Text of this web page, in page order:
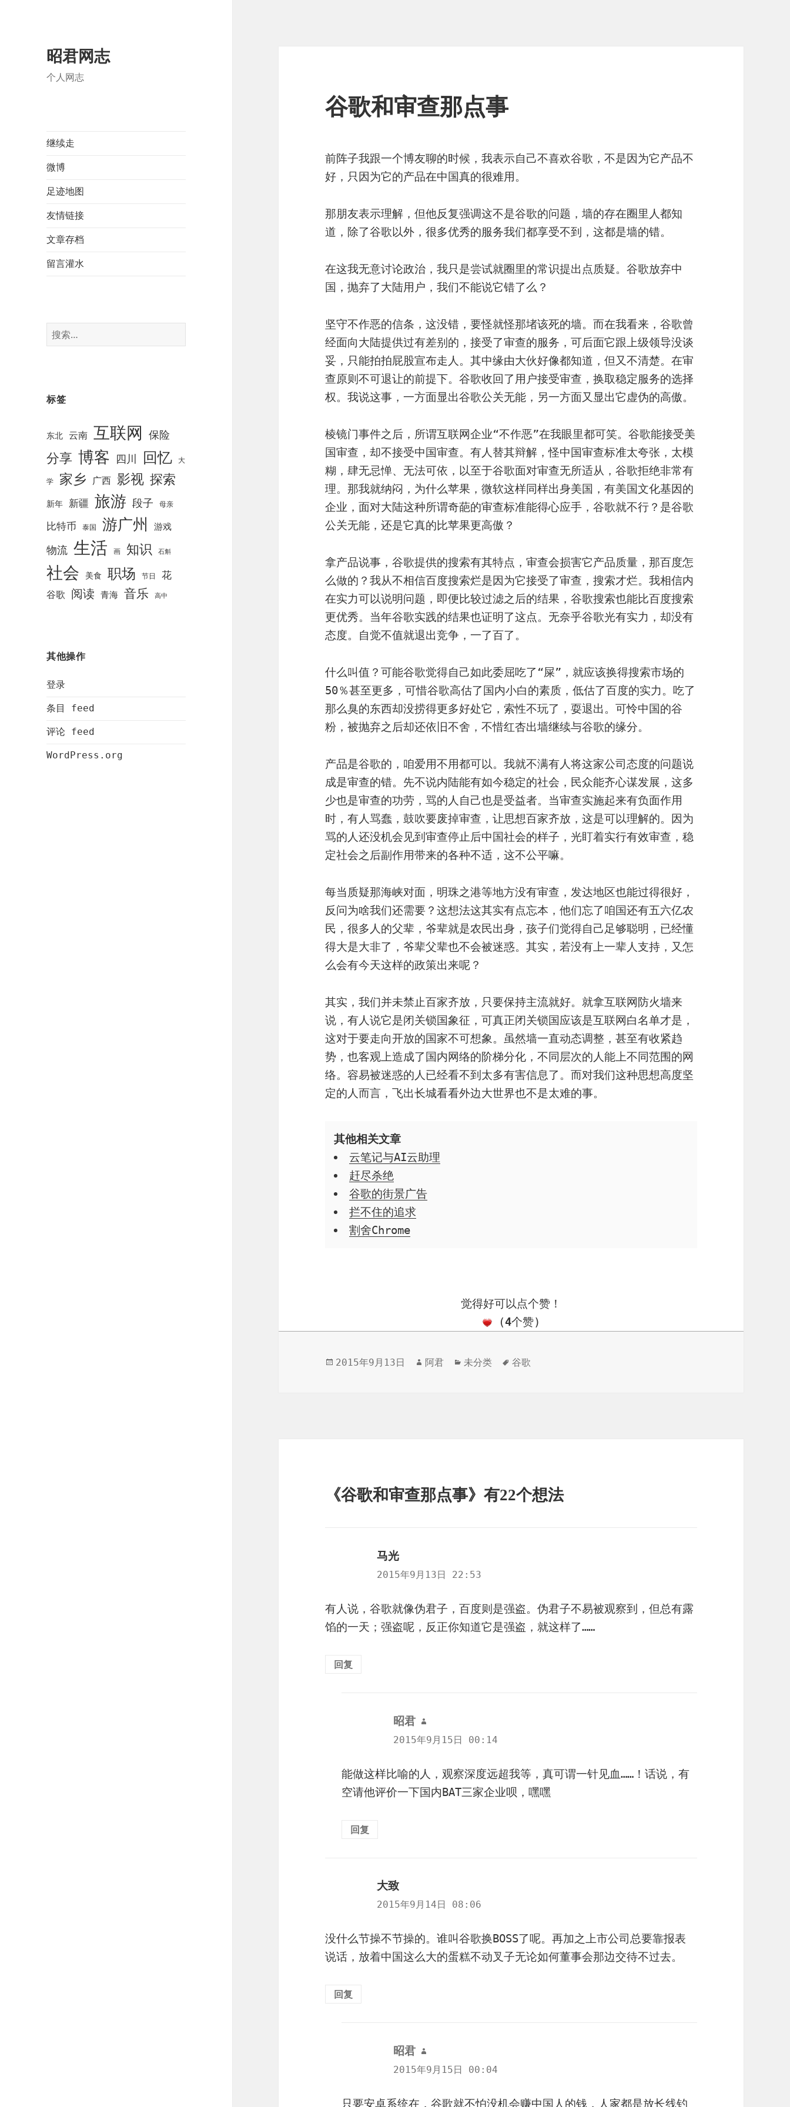
昭君网志
个人网志
继续走
微博
足迹地图
友情链接
文章存档
留言灌水
搜
索
标签
东北 云南 互联网 保险
分享 博客 四川 回忆 大
学 家乡 广西 影视 探索
新年 新疆 旅游 段子 母亲
比特币 泰国 游广州 游戏
物流 生活 画 知识 石斛
社会 美食 职场 节日
花
谷歌
阅读 青海 音乐 高中
其他操作
登录
条目 feed
评论 feed
WordPress.org
谷歌和审查那点事
前阵子我跟一个博友聊的时候，我表示自己不喜欢谷歌，不是因为它产品不
好，只因为它的产品在中国真的很难用。
那朋友表示理解，但他反复强调这不是谷歌的问题，墙的存在圈里人都知
道，除了谷歌以外，很多优秀的服务我们都享受不到，这都是墙的错。
在这我无意讨论政治，我只是尝试就圈里的常识提出点质疑。谷歌放弃中
国，抛弃了大陆用户，我们不能说它错了么？
坚守不作恶的信条，这没错，要怪就怪那堵该死的墙。而在我看来，谷歌曾
经面向大陆提供过有差别的，接受了审查的服务，可后面它跟上级领导没谈
妥，只能拍拍屁股宣布走人。其中缘由大伙好像都知道，但又不清楚。在审
查原则不可退让的前提下。谷歌收回了用户接受审查，换取稳定服务的选择
权。我说这事，一方面显出谷歌公关无能，另一方面又显出它虚伪的高傲。
棱镜门事件之后，所谓互联网企业“不作恶”在我眼里都可笑。谷歌能接受美
国审查，却不接受中国审查。有人替其辩解，怪中国审查标准太夸张，太模
糊，肆无忌惮、无法可依，以至于谷歌面对审查无所适从，谷歌拒绝非常有
理。那我就纳闷，为什么苹果，微软这样同样出身美国，有美国文化基因的
企业，面对大陆这种所谓奇葩的审查标准能得心应手，谷歌就不行？是谷歌
公关无能，还是它真的比苹果更高傲？
拿产品说事，谷歌提供的搜索有其特点，审查会损害它产品质量，那百度怎
么做的？我从不相信百度搜索烂是因为它接受了审查，搜索才烂。我相信内
在实力可以说明问题，即便比较过滤之后的结果，谷歌搜索也能比百度搜索
更优秀。当年谷歌实践的结果也证明了这点。无奈乎谷歌光有实力，却没有
态度。自觉不值就退出竞争，一了百了。
什么叫值？可能谷歌觉得自己如此委屈吃了“屎”，就应该换得搜索市场的
50％甚至更多，可惜谷歌高估了国内小白的素质，低估了百度的实力。吃了
那么臭的东西却没捞得更多好处它，索性不玩了，耍退出。可怜中国的谷
粉，被抛弃之后却还依旧不舍，不惜红杏出墙继续与谷歌的缘分。
产品是谷歌的，咱爱用不用都可以。我就不满有人将这家公司态度的问题说
成是审查的错。先不说内陆能有如今稳定的社会，民众能齐心谋发展，这多
少也是审查的功劳，骂的人自己也是受益者。当审查实施起来有负面作用
时，有人骂蠢，鼓吹要废掉审查，让思想百家齐放，这是可以理解的。因为
骂的人还没机会见到审查停止后中国社会的样子，光盯着实行有效审查，稳
定社会之后副作用带来的各种不适，这不公平嘛。
每当质疑那海峡对面，明珠之港等地方没有审查，发达地区也能过得很好，
反问为啥我们还需要？这想法这其实有点忘本，他们忘了咱国还有五六亿农
民，很多人的父辈，爷辈就是农民出身，孩子们觉得自己足够聪明，已经懂
得大是大非了，爷辈父辈也不会被迷惑。其实，若没有上一辈人支持，又怎
么会有今天这样的政策出来呢？
其实，我们并未禁止百家齐放，只要保持主流就好。就拿互联网防火墙来
说，有人说它是闭关锁国象征，可真正闭关锁国应该是互联网白名单才是，
这对于要走向开放的国家不可想象。虽然墙一直动态调整，甚至有收紧趋
势，也客观上造成了国内网络的阶梯分化，不同层次的人能上不同范围的网
络。容易被迷惑的人已经看不到太多有害信息了。而对我们这种思想高度坚
定的人而言，飞出长城看看外边大世界也不是太难的事。
其他相关文章
云笔记与AI云助理
赶尽杀绝
谷歌的街景广告
拦不住的追求
割舍Chrome
觉得好可以点个赞！
(4个赞)
发
2015年9月13日
作
阿君
分
未分类
标
谷歌
《谷歌和审查那点事》有22个想法
马光
道：
2015年9月13日 22:53
有人说，谷歌就像伪君子，百度则是强盗。伪君子不易被观察到，但总有露
馅的一天；强盗呢，反正你知道它是强盗，就这样了……
回复
昭君
说
道：
2015年9月15日 00:14
能做这样比喻的人，观察深度远超我等，真可谓一针见血……！话说，有
空请他评价一下国内BAT三家企业呗，嘿嘿
回复
大致
道：
2015年9月14日 08:06
没什么节操不节操的。谁叫谷歌换BOSS了呢。再加之上市公司总要靠报表
说话，放着中国这么大的蛋糕不动叉子无论如何董事会那边交待不过去。
回复
昭君
说
道：
2015年9月15日 00:04
只要安卓系统在，谷歌就不怕没机会赚中国人的钱，人家都是放长线钓